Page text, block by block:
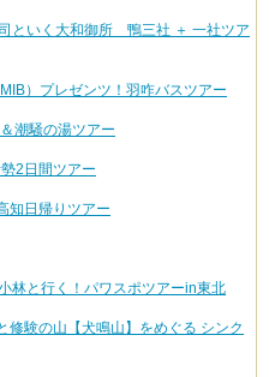
といく大和御所 鴨三社 ＋ 一社ツア
）プレゼンツ！羽咋バスツアー
潮騒の湯ツアー
2日間ツアー
知日帰りツアー
林と行く！パワスポツアーin東北
験の山【犬鳴山】をめぐる シンク